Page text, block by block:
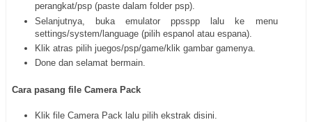
perangkat/psp (paste dalam folder psp).
Selanjutnya, buka emulator ppsspp lalu ke menu
settings/system/language (pilih espanol atau espana).
Klik atras pilih juegos/psp/game/klik gambar gamenya.
Done dan selamat bermain.
Cara pasang file Camera Pack
Klik file Camera Pack lalu pilih ekstrak disini.